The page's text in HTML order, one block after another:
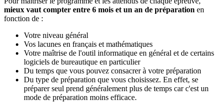
mieux vaut compter entre 6 mois et un an de préparation en
fonction de :
Votre niveau général
Vos lacunes en français et mathématiques
Votre maîtrise de l'outil informatique en général et de certains
logiciels de bureautique en particulier
Du temps que vous pouvez consacrer à votre préparation
Du type de préparation que vous choisissez. En effet, se
préparer seul prend généralement plus de temps car c'est un
mode de préparation moins efficace.